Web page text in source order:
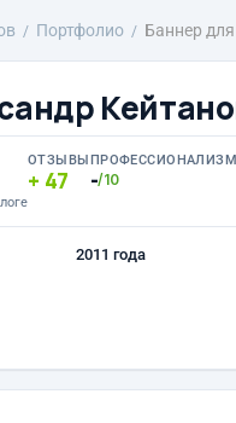
Портфолио Баннер
ОТЗЫВЫ
47 -/10
2011 года